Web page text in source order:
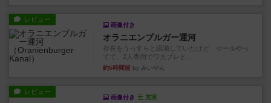
レビュー
画像付き
オラニエンブルガー運河
存在をうっすらと認識していたけど、セールやっ
てて、2人専用でワカプレと...
約5時間前 by みいやん
レビュー
画像付き 充実